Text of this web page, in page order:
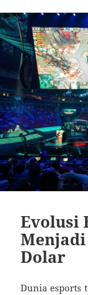
Evolusi
Dolar
Dunia esports